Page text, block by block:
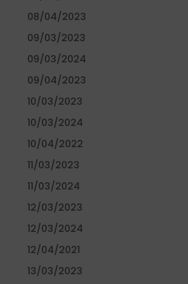
08/04/2023
09/03/2023
09/03/2024
09/04/2023
10/03/2023
10/03/2024
10/04/2022
11/03/2023
11/03/2024
12/03/2023
12/03/2024
12/04/2021
13/03/2023